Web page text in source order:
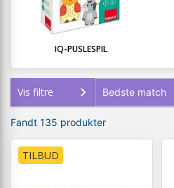
IQ-PUSLESPIL
Vis filtre
Fandt 135 produkter
TILBUD